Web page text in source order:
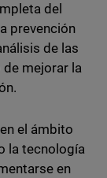
del
prevención
de las
de mejorar la
el ámbito
la tecnología
en